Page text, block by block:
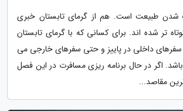
شدن طبیعت است. هم از گرمای تابستان خبری
تر شده اند. برای کسانی که با گرمای تابستان
سفرهای داخلی در پاییز و حتی سفرهای خارجی می
باشد. اگر در حال برنامه ریزی مسافرت در این فصل
مقاصد...